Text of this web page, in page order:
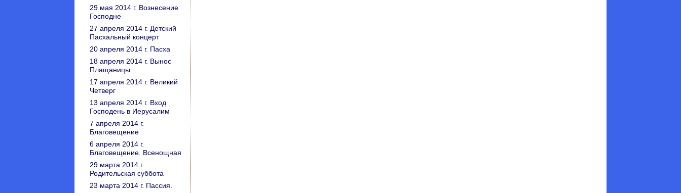
29 мая 2014 г. Вознесение
Господне
27 апреля 2014 г. Детский
Пасхальный концерт
20 апреля 2014 г. Пасха
18 апреля 2014 г. Вынос
Плащаницы
17 апреля 2014 г. Великий
Четверг
13 апреля 2014 г. Вход
Господень в Иерусалим
7 апреля 2014 г.
Благовещение
6 апреля 2014 г.
Благовещение. Всенощная
29 марта 2014 г.
Родительская суббота
23 марта 2014 г. Пассия.